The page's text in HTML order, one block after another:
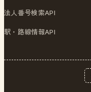
法人番号検索API
駅・路線情報API